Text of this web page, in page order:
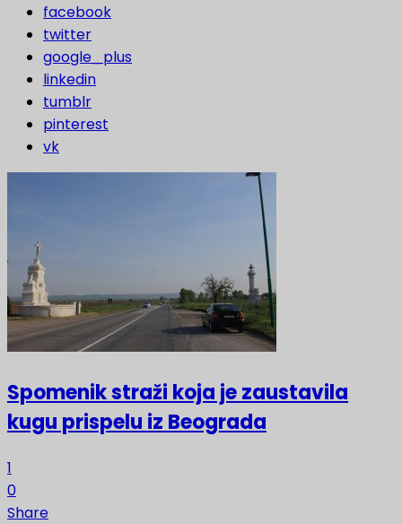
facebook
twitter
google_plus
linkedin
tumblr
pinterest
vk
Spomenik straži koja je zaustavila
kugu prispelu iz Beograda
1
0
Share